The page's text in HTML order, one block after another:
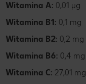
Witamina A: 0,01 µg
Witamina B1: 0,1 mg
Witamina B2: 0,2 mg
Witamina B6: 0,4 mg
Witamina C: 27,01 mg